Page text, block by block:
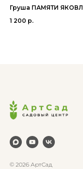
Груша ПАМЯТИ
1 200 р.
© 2026 АртСад